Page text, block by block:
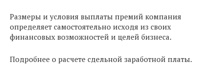
Размеры и условия выплаты премий компания
определяет самостоятельно исходя из своих
финансовых возможностей и целей бизнеса.
Подробнее о расчете сдельной заработной платы.